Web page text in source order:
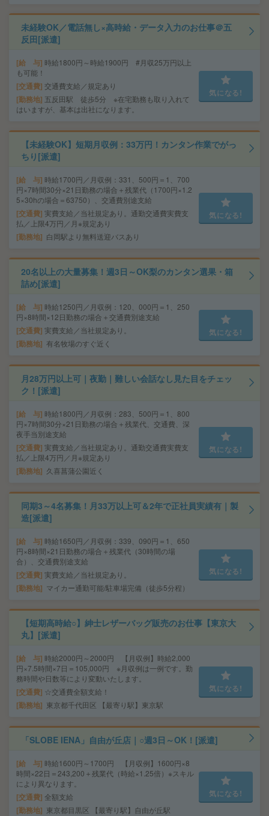
未経験OK／電話無し×高時給・データ入力のお仕事＠五
反田[派遣]
給 与 時給1800円～時給1900円 #月収25万円以上
も可能！
交通費 交通費支給／規定あり
勤務地 五反田駅 徒歩5分 ※在宅勤務も取り入れて
はいますが、基本は出社になります。
気になる!
【未経験OK】短期月収例：33万円！カンタン作業でがっ
ちり[派遣]
給 与 時給1700円／月収例：331、500円＝1、700
円×7時間30分×21日勤務の場合＋残業代（1700円×1.2
5×30hの場合＝63750）、交通費別途支給
交通費 実費支給／当社規定あり。通勤交通費実費支
払／上限4万円／月※規定あり
勤務地 白岡駅より無料送迎バスあり
気になる!
20名以上の大量募集！週3日～OK梨のカンタン選果・箱
詰め[派遣]
給 与 時給1250円／月収例：120、000円＝1、250
円×8時間×12日勤務の場合＋交通費別途支給
交通費 実費支給／当社規定あり。
勤務地 有名牧場のすぐ近く
気になる!
月28万円以上可｜夜勤｜難しい会話なし見た目をチェッ
ク！[派遣]
給 与 時給1800円／月収例：283、500円＝1、800
円×7時間30分×21日勤務の場合＋残業代、交通費、深
夜手当別途支給
交通費 実費支給／当社規定あり。通勤交通費実費支
払／上限4万円／月※規定あり
勤務地 久喜菖蒲公園近く
気になる!
同期3～4名募集！月33万以上可＆2年で正社員実績有｜製
造[派遣]
給 与 時給1650円／月収例：339、090円＝1、650
円×8時間×21日勤務の場合＋残業代（30時間の場
合）、交通費別途支給
交通費 実費支給／当社規定あり。
勤務地 マイカー通勤可能/駐車場完備（徒歩5分程）
気になる!
【短期高時給○】紳士レザーバッグ販売のお仕事【東京大
丸】[派遣]
給 与 時給2000円～2000円 【月収例】時給2,000
円×7.5時間×7日＝105,000円 ※月収例は一例です。勤
務時間や日数等により変動いたします。
交通費 ☆交通費全額支給！
勤務地 東京都千代田区 【最寄り駅】東京駅
気になる!
「SLOBE IENA」自由が丘店｜○週3日～OK！[派遣]
給 与 時給1600円～1700円 【月収例】1600円×8
時間×22日＝243,200＋残業代（時給×1.25倍）※スキル
により異なります。
交通費 全額支給
勤務地 東京都目黒区 【最寄り駅】自由が丘駅
気になる!